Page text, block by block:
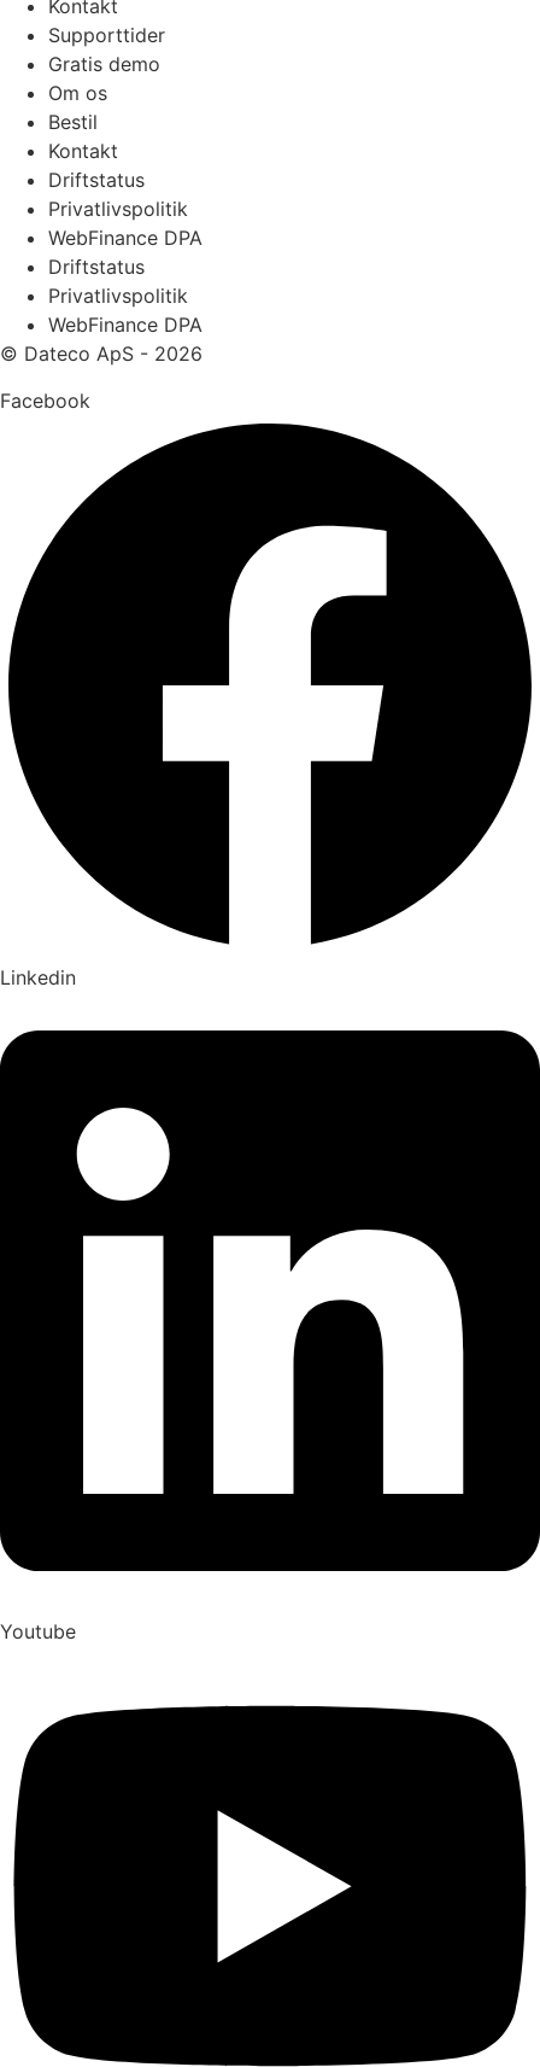
Kontakt
Supporttider
Gratis demo
Om os
Bestil
Kontakt
Driftstatus
Privatlivspolitik
WebFinance DPA
Driftstatus
Privatlivspolitik
WebFinance DPA
© Dateco ApS - 2026
Facebook
Linkedin
Youtube